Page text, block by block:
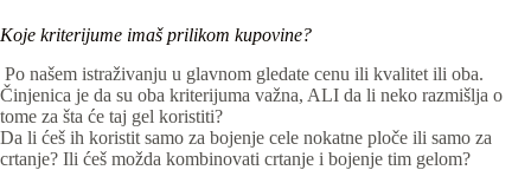
Koje kriterijume imaš prilikom kupovine?
Po našem istraživanju u glavnom gledate cenu ili kvalitet ili oba.
Činjenica je da su oba kriterijuma važna, ALI da li neko razmišlja o
tome za šta će taj gel koristiti?
Da li ćeš ih koristit samo za bojenje cele nokatne ploče ili samo za
crtanje? Ili ćeš možda kombinovati crtanje i bojenje tim gelom?